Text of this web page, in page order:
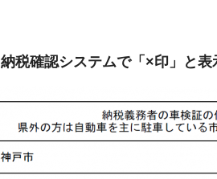
納税確認システムで「×印」と